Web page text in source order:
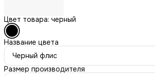
Цвет товара: черный
Название цвета
Черный флис
Размер производителя